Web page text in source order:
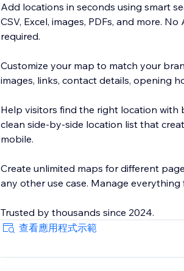
Add locations in seconds using smart
CSV, Excel, images, PDFs, and more.
required.
Customize your map to match your
images, links, contact details, opening
Help visitors find the right location with
clean side-by-side location list that
mobile.
Create unlimited maps for different
any other use case. Manage
Trusted by thousands since 2024.
查看應用程式示範